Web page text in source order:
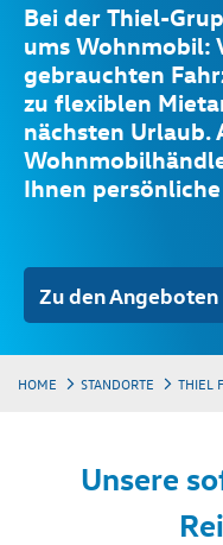
Bei der Thiel-
ums Wohnmobil:
gebrauchten
zu flexiblen
nächsten Urlaub.
Ihnen
Zu den Angeboten
HOME STANDORTE THIEL
Unsere